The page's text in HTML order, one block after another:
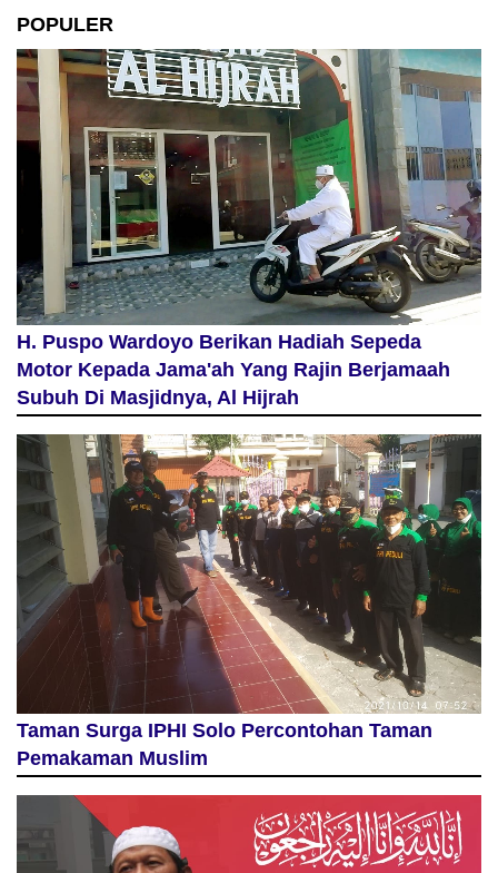
POPULER
H. Puspo Wardoyo Berikan Hadiah Sepeda
Motor Kepada Jama'ah Yang Rajin Berjamaah
Subuh Di Masjidnya, Al Hijrah
Taman Surga IPHI Solo Percontohan Taman
Pemakaman Muslim